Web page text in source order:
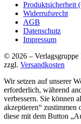
Produktsicherheit
Widerrufsrecht
AGB
Datenschutz
Impressum
© 2026 – Verlagsgruppe
zzgl. Versandkosten
Wir setzen auf unserer
erforderlich, während
verbessern. Sie können
akzeptieren“ zustimmen
diese mit dem Button